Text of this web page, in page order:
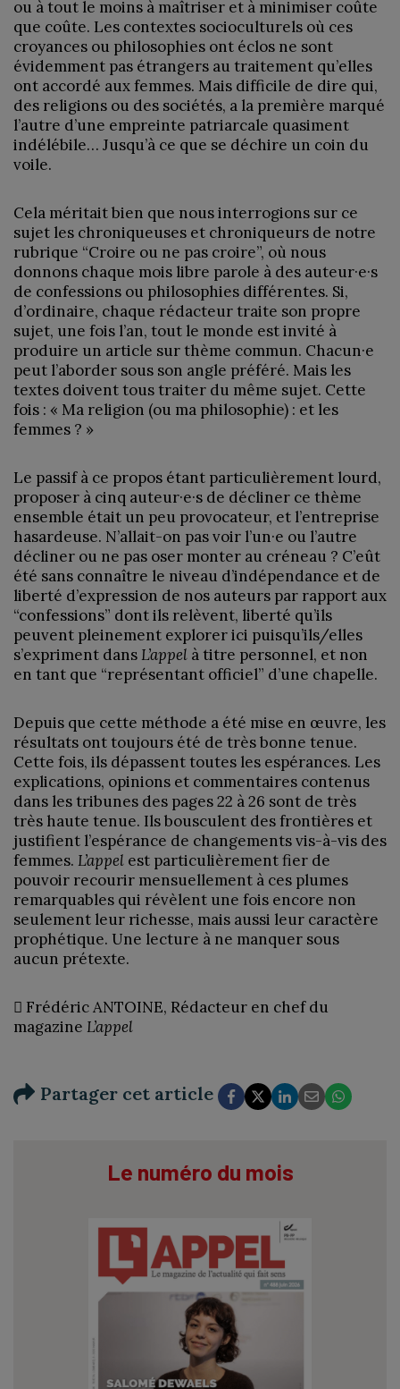
ou à tout le moins à maîtriser et à minimiser coûte
que coûte. Les contextes socioculturels où ces
croyances ou philosophies ont éclos ne sont
évidemment pas étrangers au traitement qu’elles
ont accordé aux femmes. Mais difficile de dire qui,
des religions ou des sociétés, a la première marqué
l’autre d’une empreinte patriarcale quasiment
indélébile… Jusqu’à ce que se déchire un coin du
voile.
Cela méritait bien que nous interrogions sur ce
sujet les chroniqueuses et chroniqueurs de notre
rubrique “Croire ou ne pas croire”, où nous
donnons chaque mois libre parole à des auteur·e·s
de confessions ou philosophies différentes. Si,
d’ordinaire, chaque rédacteur traite son propre
sujet, une fois l’an, tout le monde est invité à
produire un article sur thème commun. Chacun·e
peut l’aborder sous son angle préféré. Mais les
textes doivent tous traiter du même sujet. Cette
fois : « Ma religion (ou ma philosophie) : et les
femmes ? »
Le passif à ce propos étant particulièrement lourd,
proposer à cinq auteur·e·s de décliner ce thème
ensemble était un peu provocateur, et l’entreprise
hasardeuse. N’allait-on pas voir l’un·e ou l’autre
décliner ou ne pas oser monter au créneau ? C’eût
été sans connaître le niveau d’indépendance et de
liberté d’expression de nos auteurs par rapport aux
“confessions” dont ils relèvent, liberté qu’ils
peuvent pleinement explorer ici puisqu’ils/elles
s’expriment dans L’appel à titre personnel, et non
en tant que “représentant officiel” d’une chapelle.
Depuis que cette méthode a été mise en œuvre, les
résultats ont toujours été de très bonne tenue.
Cette fois, ils dépassent toutes les espérances. Les
explications, opinions et commentaires contenus
dans les tribunes des pages 22 à 26 sont de très
très haute tenue. Ils bousculent des frontières et
justifient l’espérance de changements vis-à-vis des
femmes. L’appel est particulièrement fier de
pouvoir recourir mensuellement à ces plumes
remarquables qui révèlent une fois encore non
seulement leur richesse, mais aussi leur caractère
prophétique. Une lecture à ne manquer sous
aucun prétexte.
 Frédéric ANTOINE, Rédacteur en chef du
magazine L’appel
Partager cet article
Le numéro du mois